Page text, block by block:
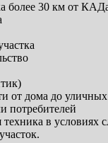
более 30 км от
от дома до уличных
потребителей
в условиях